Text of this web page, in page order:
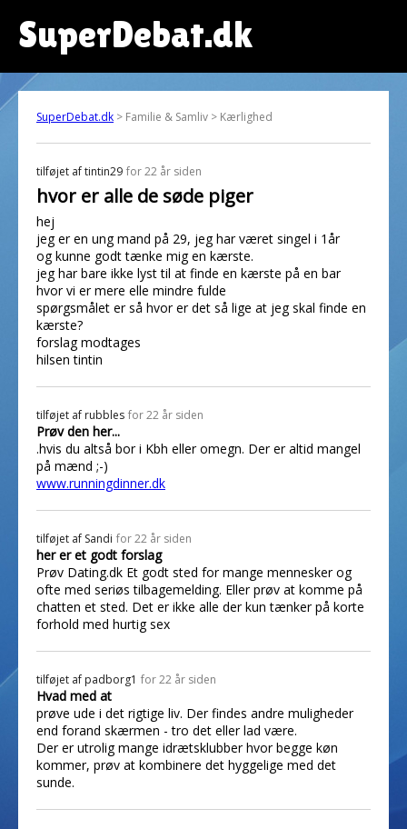
SuperDebat.dk
SuperDebat.dk > Familie & Samliv > Kærlighed
tilføjet aftintin29 for 22 år siden
hvor er alle de søde piger
hej
jeg er en ung mand på 29, jeg har været singel i 1år
og kunne godt tænke mig en kærste.
jeg har bare ikke lyst til at finde en kærste på en bar
hvor vi er mere elle mindre fulde
spørgsmålet er så hvor er det så lige at jeg skal finde en
kærste?
forslag modtages
hilsen tintin
tilføjet af rubbles for 22 år siden
Prøv den her...
.hvis du altså bor i Kbh eller omegn. Der er altid mangel
på mænd ;-)
www.runningdinner.dk
tilføjet af Sandi for 22 år siden
her er et godt forslag
Prøv Dating.dk Et godt sted for mange mennesker og
ofte med seriøs tilbagemelding. Eller prøv at komme på
chatten et sted. Det er ikke alle der kun tænker på korte
forhold med hurtig sex
tilføjet af padborg1 for 22 år siden
Hvad med at
prøve ude i det rigtige liv. Der findes andre muligheder
end forand skærmen - tro det eller lad være.
Der er utrolig mange idrætsklubber hvor begge køn
kommer, prøv at kombinere det hyggelige med det
sunde.